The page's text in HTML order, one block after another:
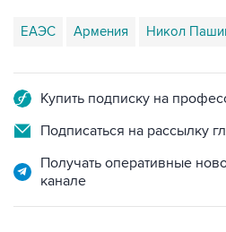
ЕАЭС Армения Никол
Купить подписку на
Подписаться на рассылку
Получать оперативные
канале